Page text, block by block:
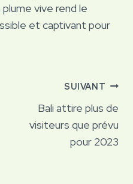
vive rend le
et captivant pour
SUIVANT
Bali attire plus de
visiteurs que prévu
pour 2023